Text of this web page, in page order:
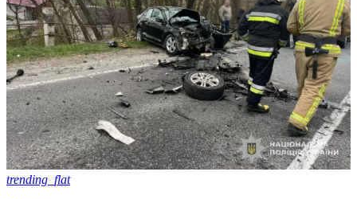
trending_flat